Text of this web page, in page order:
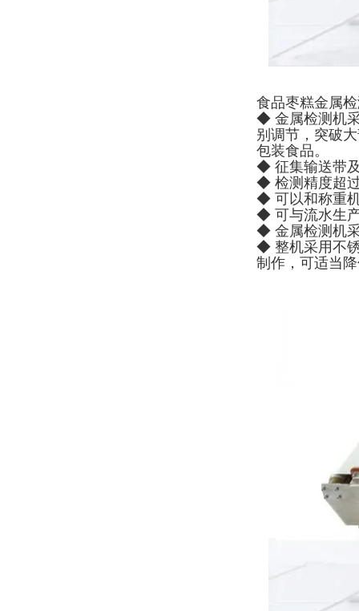
食品枣糕金属
◆ 金属检测机
别调节，突破
包装食品。
◆ 征集输送带
◆ 检测精度超
◆ 可以和称重
◆ 可与流水生
◆ 金属检测机
◆ 整机采用不
制作，可适当